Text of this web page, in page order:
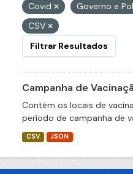
Covid
Governo e
CSV
Filtrar Resultados
Campanha de
Contém os locais de
período de campanha de
CSV JSON